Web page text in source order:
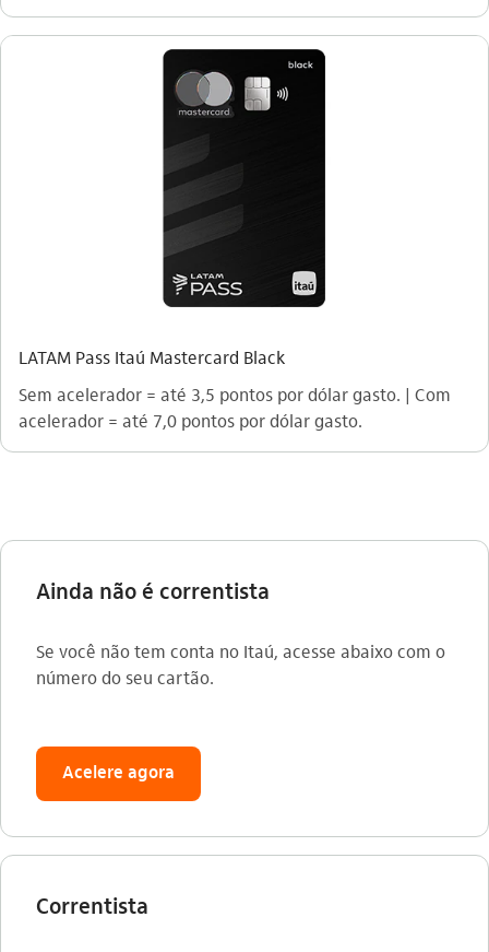
LATAM Pass Itaú Mastercard Black
Sem acelerador = até 3,5 pontos por dólar gasto. | Com
acelerador = até 7,0 pontos por dólar gasto.
Ainda não é correntista
Se você não tem conta no Itaú, acesse abaixo com o
número do seu cartão.
Acelere agora
Correntista